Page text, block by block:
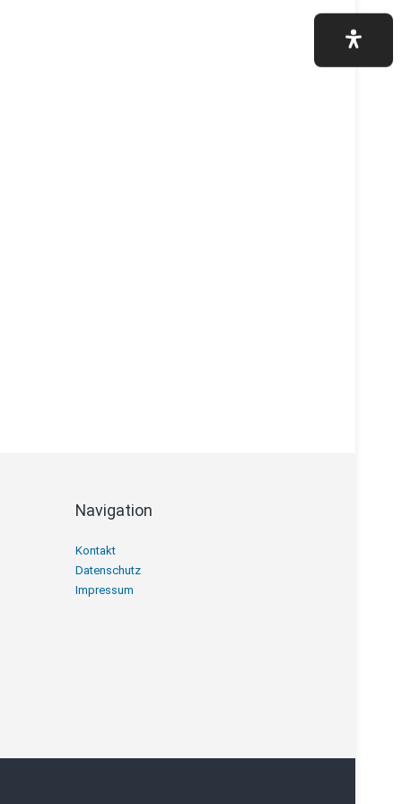
Navigation
Navigation
überspringen
Kontakt
Datenschutz
Impressum